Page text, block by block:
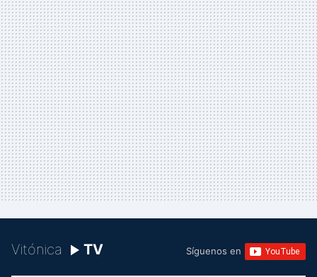
Vitónica TV Síguenos en